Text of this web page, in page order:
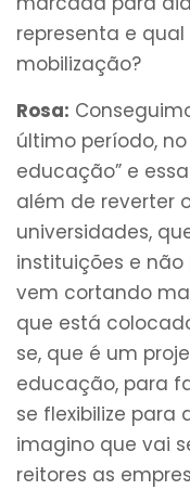
representa e
mobilização?
Rosa:
último período,
educação” e
além de reverter
universidades,
instituições e não
vem cortando
que está
se, que é um
educação, para
se flexibilize para
imagino que vai
reitores as